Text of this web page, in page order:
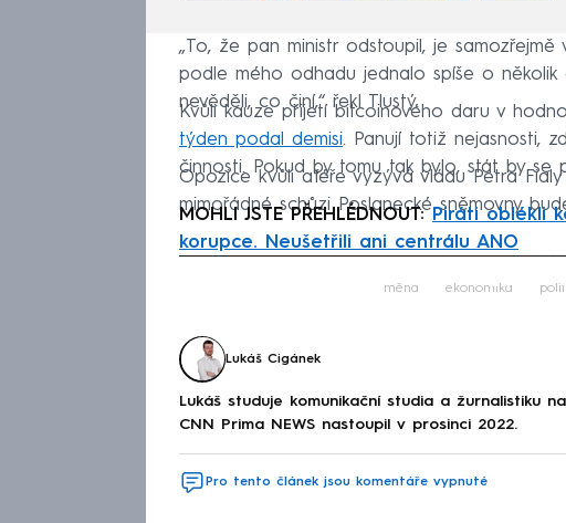
„To, že pan ministr odstoupil, je
podle mého odhadu jednalo spíše o několik
nevěděli, co činí,“ řekl Tlustý.
Kvůli kauze přijetí bitcoinového daru v
týden podal demisi. Panují totiž nejasnosti,
činnosti. Pokud by tomu tak bylo, stát by se
Opozice kvůli aféře vyzývá vládu Petra
mimořádné schůzi Poslanecké sněmovny
MOHLI JSTE PŘEHLÉDNOUT: Piráti oblékli
korupce. Neušetřili ani centrálu ANO
Failed
měna ekonomika
Lukáš Cigánek
Lukáš studuje komunikační studia a žurnalistiku
CNN Prima NEWS nastoupil v prosinci 2022.
Pro tento článek jsou komentáře vypnuté